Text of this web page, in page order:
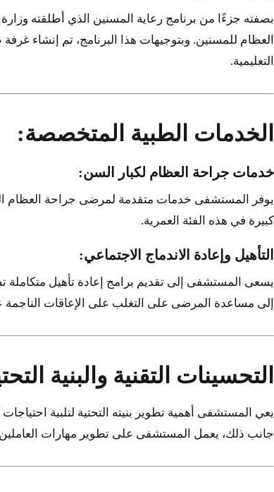
التعليمية.
الخدمات الطبية المتخصصة:
خدمات جراحة العظام لكبار السن:
كبيرة في هذه الفئة العمرية.
التأهيل وإعادة الاندماج الاجتماعي:
يسعى المستشفى إلى تقديم برامج إعادة تأهيل متكاملة
إلى مساعدة المرضى على التغلب على الإعاقات
التحسينات التقنية والبنية
يعي المستشفى أهمية تطوير بنيته التحتية لتلبية
جانب ذلك، يعمل المستشفى على تطوير مهارات العاملين